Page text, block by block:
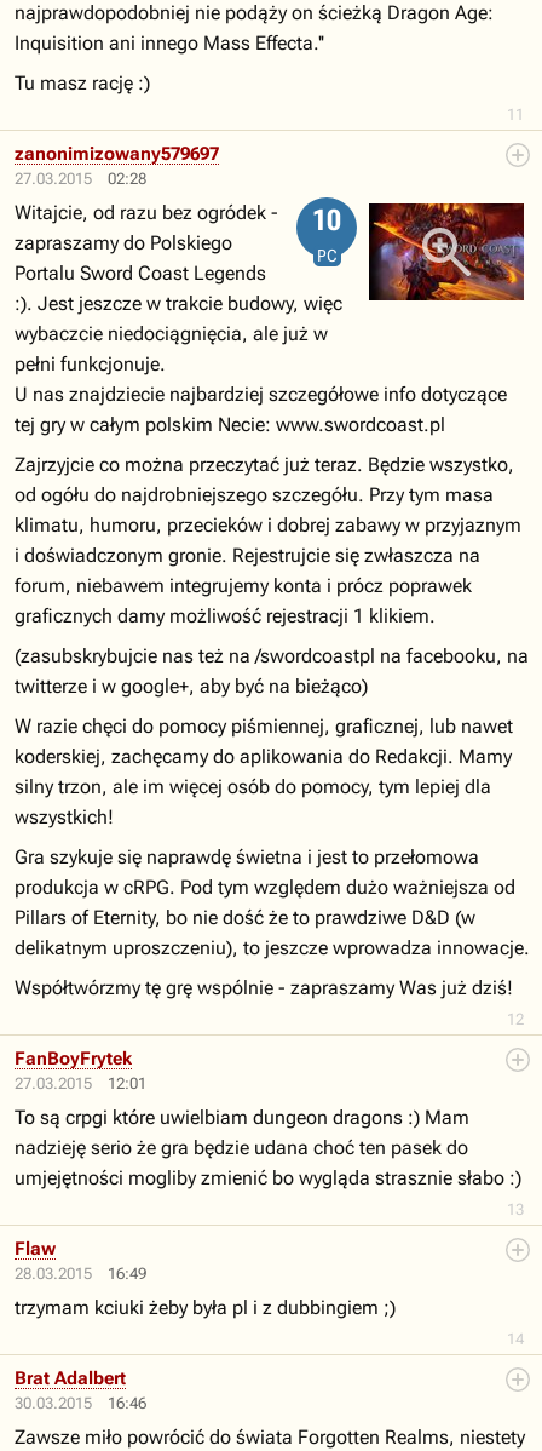
11
najprawdopodobniej nie podąży on ścieżką Dragon Age:
Inquisition ani innego Mass Effecta.''
Tu masz rację :)
27.03.2015 02:28
12
zanonimizowany579697
10
PC
Witajcie, od razu bez ogródek -
zapraszamy do Polskiego
Portalu Sword Coast Legends
:). Jest jeszcze w trakcie budowy, więc
wybaczcie niedociągnięcia, ale już w
pełni funkcjonuje.
U nas znajdziecie najbardziej szczegółowe info dotyczące
tej gry w całym polskim Necie: www.swordcoast.pl
Zajrzyjcie co można przeczytać już teraz. Będzie wszystko,
od ogółu do najdrobniejszego szczegółu. Przy tym masa
klimatu, humoru, przecieków i dobrej zabawy w przyjaznym
i doświadczonym gronie. Rejestrujcie się zwłaszcza na
forum, niebawem integrujemy konta i prócz poprawek
graficznych damy możliwość rejestracji 1 klikiem.
(zasubskrybujcie nas też na /swordcoastpl na facebooku, na
twitterze i w google+, aby być na bieżąco)
W razie chęci do pomocy piśmiennej, graficznej, lub nawet
koderskiej, zachęcamy do aplikowania do Redakcji. Mamy
silny trzon, ale im więcej osób do pomocy, tym lepiej dla
wszystkich!
Gra szykuje się naprawdę świetna i jest to przełomowa
produkcja w cRPG. Pod tym względem dużo ważniejsza od
Pillars of Eternity, bo nie dość że to prawdziwe D&D (w
delikatnym uproszczeniu), to jeszcze wprowadza innowacje.
Współtwórzmy tę grę wspólnie - zapraszamy Was już dziś!
27.03.2015 12:01
13
FanBoyFrytek
To są crpgi które uwielbiam dungeon dragons :) Mam
nadzieję serio że gra będzie udana choć ten pasek do
umjejętności mogliby zmienić bo wygląda strasznie słabo :)
28.03.2015 16:49
14
Flaw
trzymam kciuki żeby była pl i z dubbingiem ;)
30.03.2015 16:46
Brat Adalbert
Zawsze miło powrócić do świata Forgotten Realms, niestety